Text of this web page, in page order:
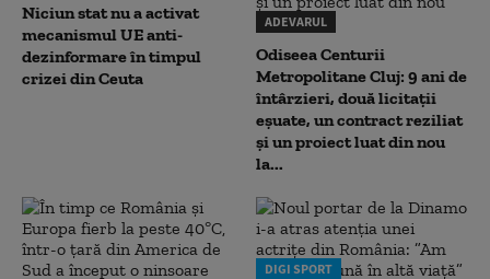
Niciun stat nu a activat
mecanismul UE anti-
dezinformare în timpul
crizei din Ceuta
ADEVARUL
Odiseea Centurii
Metropolitane Cluj: 9 ani de
întârzieri, două licitații
eșuate, un contract reziliat
și un proiect luat din nou
la...
DIGI SPORT